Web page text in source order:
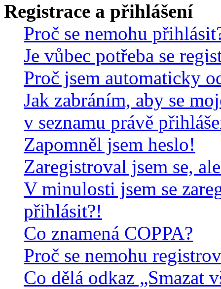
Registrace a přihlášení
Proč se nemohu
Je vůbec potřeba se
Proč jsem automaticky
Jak zabráním, aby se
v seznamu právě
Zapomněl jsem heslo!
Zaregistroval jsem se,
V minulosti jsem se
přihlásit?!
Co znamená COPPA?
Proč se nemohu
Co dělá odkaz „Smazat